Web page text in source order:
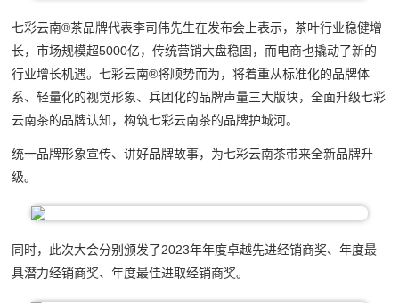
七彩云南®茶品牌代表李司伟先生在发布会上表示，茶叶行业稳健增
长，市场规模超5000亿，传统营销大盘稳固，而电商也撬动了新的
行业增长机遇。七彩云南®将顺势而为，将着重从标准化的品牌体
系、轻量化的视觉形象、兵团化的品牌声量三大版块，全面升级七彩
云南茶的品牌认知，构筑七彩云南茶的品牌护城河。
统一品牌形象宣传、讲好品牌故事，为七彩云南茶带来全新品牌升
级。
同时，此次大会分别颁发了2023年年度卓越先进经销商奖、年度最
具潜力经销商奖、年度最佳进取经销商奖。